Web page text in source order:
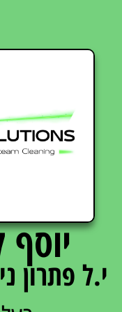
יוסף
י.ל פתרון